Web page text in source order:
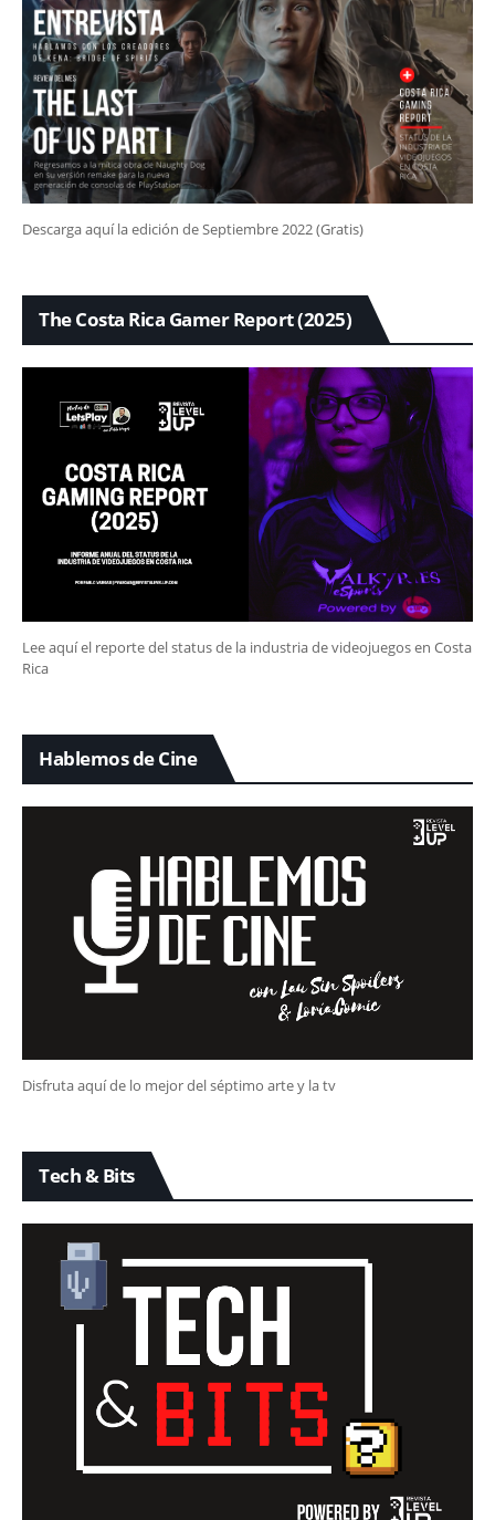
Descarga aquí la edición de Septiembre 2022 (Gratis)
The Costa Rica Gamer Report (2025)
Lee aquí el reporte del status de la industria de videojuegos en Costa
Rica
Hablemos de Cine
Disfruta aquí de lo mejor del séptimo arte y la tv
Tech & Bits